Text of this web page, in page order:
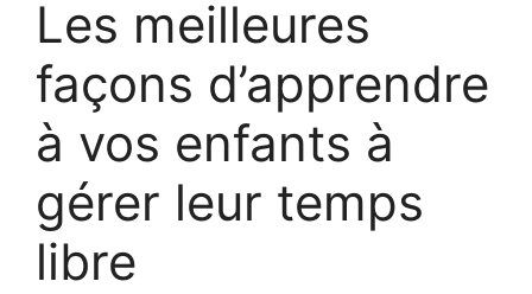
Les meilleures
façons d’apprendre
à vos enfants à
gérer leur temps
libre